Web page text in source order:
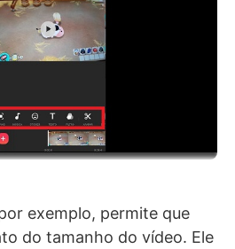
exemplo, permite que
do tamanho do vídeo. Ele